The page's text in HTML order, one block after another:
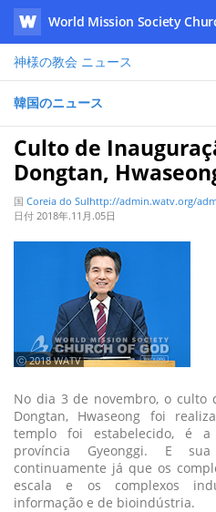
WATV
World Mission Society
神様の教会 ニュース
韓国のニュース
Culto de
Dongtan,
国 Coreia do Sulhttp://admin.watv.org/
日付 2018年.11月.05日
ⓒ 2018 WATV
No dia 3 de novembro, o culto
Dongtan, Hwaseong foi
templo foi estabelecido, é
província Gyeonggi. E
continuamente já que os
escala e os complexos
informação e de bioindústria.